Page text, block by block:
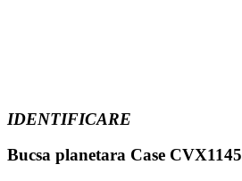
IDENTIFICARE
Bucsa planetara Case CVX1145